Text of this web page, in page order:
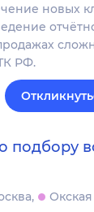
новых
РФ.
подбору
Окская